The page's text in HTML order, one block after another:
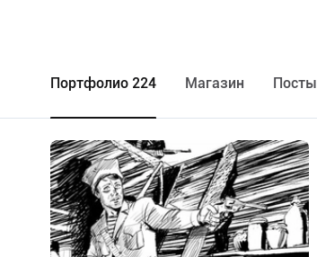
Портфолио 224 Maгазин Посты